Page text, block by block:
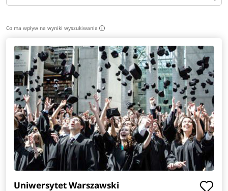
gazowym, górniczym czy w budownictwie i inżynierii
bądź konsultanta geologicznego.
kierunku>
Co ma wpływ na wyniki wyszukiwania i
Uniwersytet Warszawski